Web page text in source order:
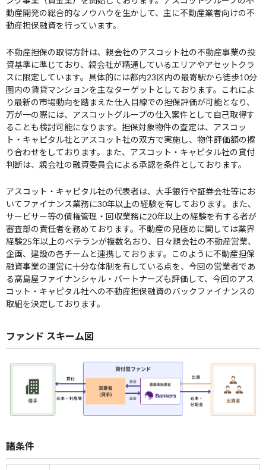
動産開発の総合的なノウハウを生かして、主に不動産業者向けの不
動産担保融資を行っています。
不動産担保の取得方針は、親会社のアスコット社の不動産事業の投
資基準に準じており、親会社が精通しているエリアやアセットクラ
スに限定しています。具体的には都内23区内の最寄駅から徒歩10分
圏内の賃貸マンションを主なターゲットとしております。これによ
り最新の市場動向を踏まえた仕入目線での担保評価が可能となり、
万が一の際には、アスコットグループの仕入案件として自己取得す
ることも検討可能になります。担保対象物件の査定は、アスコッ
ト・キャピタル社とアスコット社の双方で実施し、物件評価額の擦
り合わせをしております。また、アスコット・キャピタル社の貸付
判断は、親会社の融資委員会による承認を条件としております。
アスコット・キャピタル社の代表者は、大手銀行や証券会社等にお
いてファイナンス業務に30年以上の経験を有しております。また、
サービサー等の債権管理・回収業務に20年以上の経験を有する者が
審査部の責任者を務めております。不動産の見極めに関しては業界
経験25年以上のベテランが複数名おり、日々親会社の不動産営業、
企画、建設の各チームと連携しております。このように不動産担保
融資事業の運営に十分な体制を有している点を、今回の営業者であ
る髙島屋ファイナンシャル・パートナーズも評価して、今回のアス
コット・キャピタル社への不動産担保融資のバックファイナンスの
取組を決定しております。
ファンド スキーム図
諸条件